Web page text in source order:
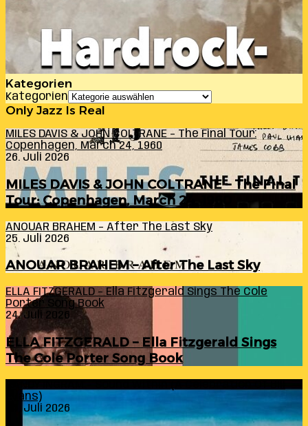
Kategorien
Kategorien
Only Jazz Is Real
MILES DAVIS & JOHN COLTRANE – The Final Tour:
Copenhagen, March 24, 1960
26. Juli 2026
MILES DAVIS & JOHN COLTRANE – The Final
Tour: Copenhagen, March 24, 1960
ANOUAR BRAHEM – After The Last Sky
25. Juli 2026
ANOUAR BRAHEM – After The Last Sky
ELLA FITZGERALD – Ella Fitzgerald Sings The Cole
Porter Song Book
24. Juli 2026
ELLA FITZGERALD – Ella Fitzgerald Sings
The Cole Porter Song Book
Evans)
24. Juli 2026